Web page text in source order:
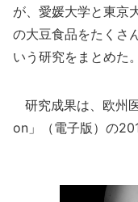
が、愛媛大学と東京
の大豆食品をたくさ
いう研究をまとめた。
研究成果は、欧州
on」（電子版）の